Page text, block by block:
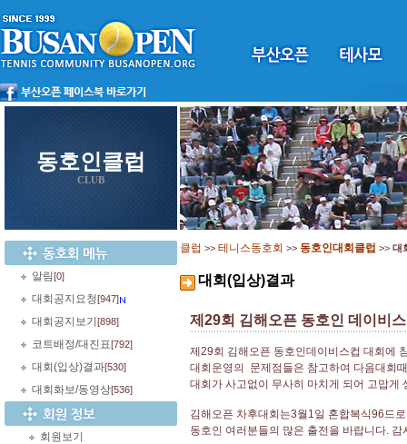
동호인클럽
CLUB
알림[0]
대회공지요청[947]
대회공지보기 [898]
코트배정/대진표[792]
대회(입상)결과[530]
대회화보/동영상[536]
회원보기
클럽 >> 테니스동호회 >> 동호인대회클럽 >> 대
대회(입상)결과
제29회 김해오픈 동호인 데이비
제29회 김해오픈 동호인데이비스컵 대회에
대회운영의 문제점들은 참고하여 다음대회
대회가 사고없이 무사히 마치게 되어 고맙게
김해오픈 차후대회는3월1일 혼합복식96드
동호인 여러분들의 많은 출전을 바랍니다. 감